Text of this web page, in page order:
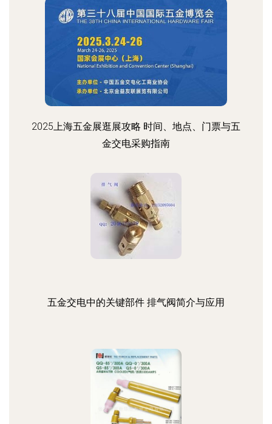
2025上海五金展逛展攻略 时间、地点、门票与五
金交电采购指南
五金交电中的关键部件 排气阀简介与应用